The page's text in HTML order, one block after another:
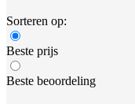
Sorteren op:
Beste prijs
Beste beoordeling